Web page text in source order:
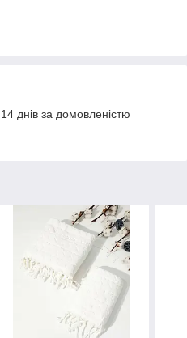
днів за домовленістю